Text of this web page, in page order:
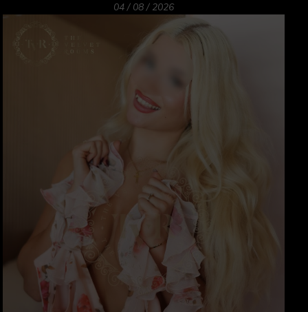
04 / 08 / 2026